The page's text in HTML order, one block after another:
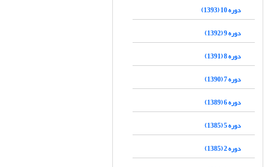
دوره 10 (1393)
دوره 9 (1392)
دوره 8 (1391)
دوره 7 (1390)
دوره 6 (1389)
دوره 5 (1385)
دوره 2 (1385)